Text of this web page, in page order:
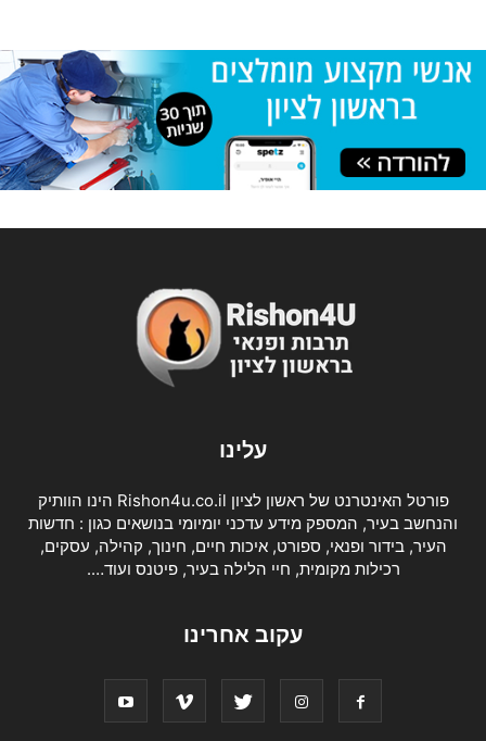
עלינו
פורטל האינטרנט של ראשון לציון Rishon4u.co.il הינו הוותיק
והנחשב בעיר, המספק מידע עדכני יומיומי בנושאים כגון : חדשות
העיר, בידור ופנאי, ספורט, איכות חיים, חינוך, קהילה, עסקים,
רכילות מקומית, חיי הלילה בעיר, פיטנס ועוד….
עקוב אחרינו